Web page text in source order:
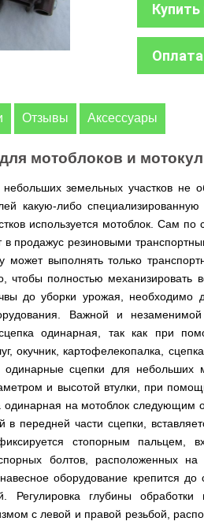
Купить
Отзывы Аксессуары
мотоблоков и
земельных участков не
какую-либо
используется мотоблок. Сам по
в продажус резиновыми
выполнять только
чтобы полностью механизировать
до уборки урожая, необходимо
Важной и
одинарная, так как при
окучник, картофелекопалка,
сцепки для небольших
и высотой втулки, при
одинарная на мотоблок следующим
в передней части сцепки,
стопорным пальцем,
болтов, расположенных на
оборудование крепится до
Регулировка глубины обработки
с левой и правой резьбой,